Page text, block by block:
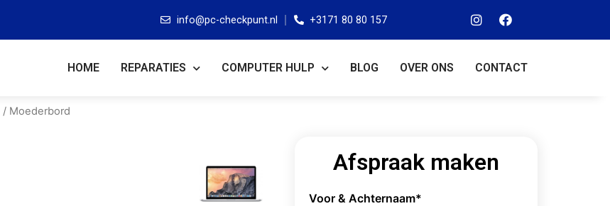
info@pc-checkpunt.nl +3171 80 80 157
HOME REPARATIES COMPUTER HULP BLOG OVER ONS CONTACT
/ Moederbord
Afspraak maken
Voor & Achternaam*